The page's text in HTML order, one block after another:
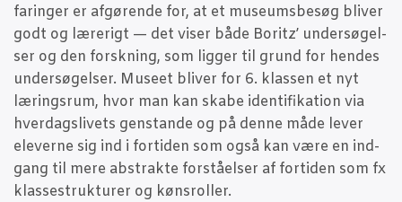
fa­rin­ger er afgø­ren­de for, at et muse­ums­be­søg bli­ver
godt og lære­rigt — det viser både Boritz’ under­sø­gel­
ser og den forsk­ning, som lig­ger til grund for hen­des
under­sø­gel­ser. Muse­et bli­ver for 6. klas­sen et nyt
lærings­rum, hvor man kan ska­be iden­ti­fi­ka­tion via
hver­dags­li­vets gen­stan­de og på den­ne måde lever
ele­ver­ne sig ind i for­ti­den som også kan være en ind­
gang til mere abstrak­te for­stå­el­ser af for­ti­den som fx
klas­se­struk­tu­rer og kønsroller.